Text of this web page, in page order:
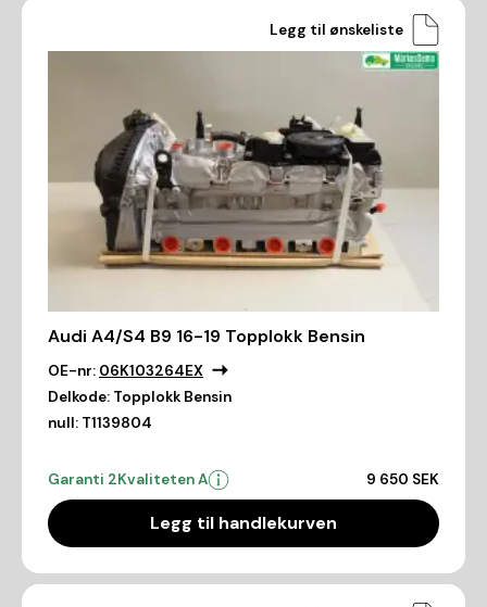
Legg til ønskeliste
Audi A4/S4 B9 16-19 Topplokk Bensin
OE-nr: 06K103264EX
Delkode: Topplokk Bensin
null: T1139804
Garanti 2Kvaliteten A 9 650 SEK
Legg til handlekurven